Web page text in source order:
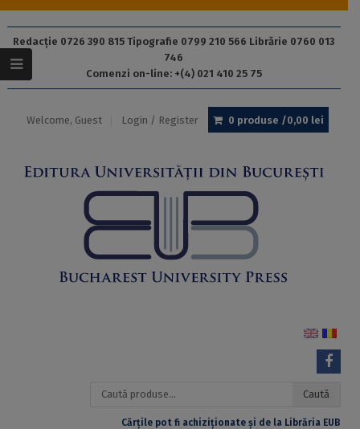
Redacție 0726 390 815 Tipografie 0799 210 566 Librărie 0760 013
746
Comenzi on-line: +(4) 021 410 25 75
Welcome, Guest Login / Register 0 produse /0,00 lei
Caută
Caută
Cărțile pot fi achiziționate și de la Librăria EUB